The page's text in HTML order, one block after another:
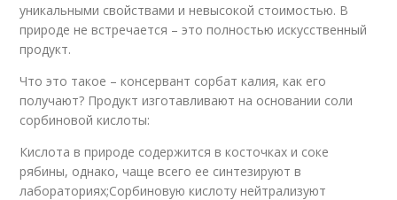
уникальными свойствами и невысокой стоимостью. В
природе не встречается – это полностью искусственный
продукт.
Что это такое – консервант сорбат калия, как его
получают? Продукт изготавливают на основании соли
сорбиновой кислоты:
Кислота в природе содержится в косточках и соке
рябины, однако, чаще всего ее синтезируют в
лабораториях;Сорбиновую кислоту нейтрализуют